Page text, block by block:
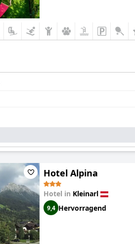
Hotel Alpina
Hotel in Kleinarl
9,4 Hervorragend